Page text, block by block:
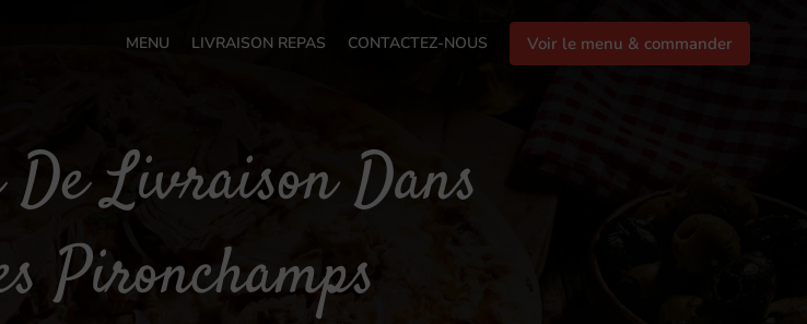
MENU LIVRAISON REPAS CONTACTEZ-NOUS Voir le menu & commander
Livraison Dans
Pironchamps